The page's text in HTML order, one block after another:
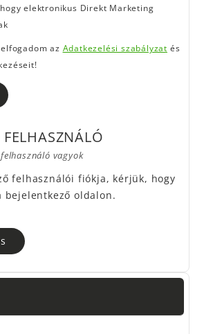
elektronikus Direkt Marketing
az Adatkezelési szabályzat és
vagyok
felhasználói fiókja, kérjük, hogy
bejelentkező oldalon.